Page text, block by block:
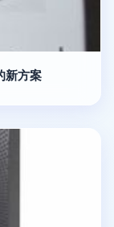
新方案